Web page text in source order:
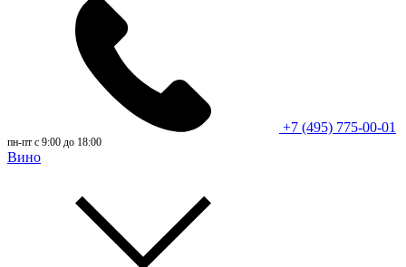
+7 (495) 775-00-01
пн-пт с 9:00 до 18:00
Вино